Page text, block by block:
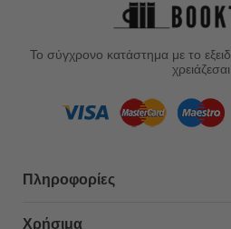
Το σύγχρονο κατάστημα με το
Πληροφορίες
Χρήσιμα